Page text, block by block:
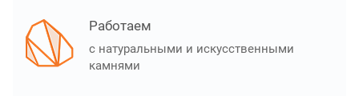
Работаем
с натуральными и искусственными
камнями